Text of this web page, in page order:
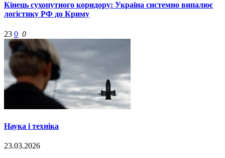
Кінець сухопутного коридору: Україна системно випалює
логістику РФ до Криму
23 0 0
Наука і техніка
23.03.2026